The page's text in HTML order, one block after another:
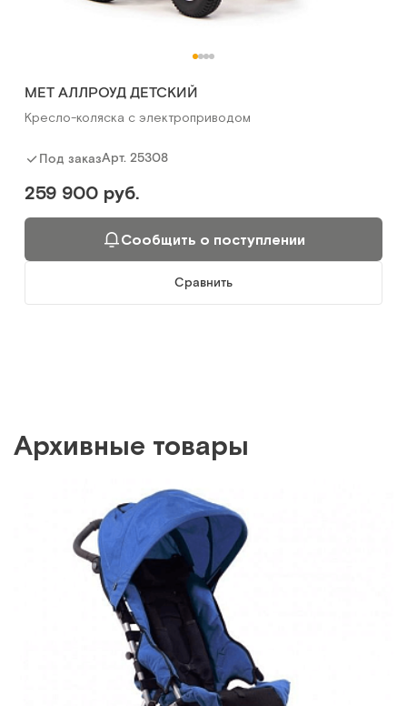
MET АЛЛРОУД ДЕТСКИЙ
Кресло-коляска с электроприводом
Под заказАрт. 25308
259 900 руб.
Сообщить о поступлении
Сравнить
Архивные товары